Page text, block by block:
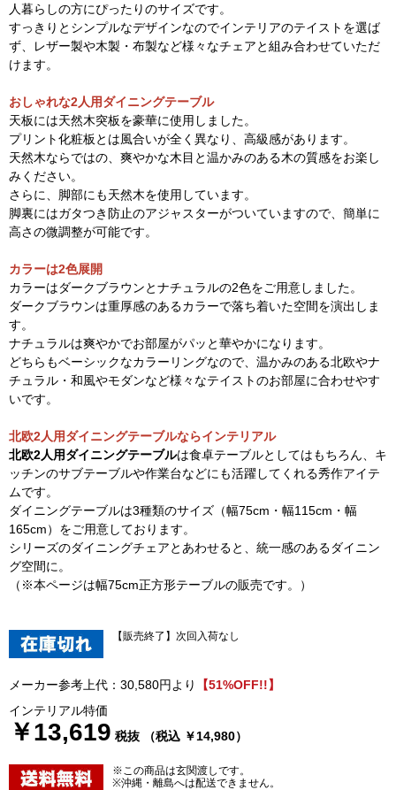
人暮らしの方にぴったりのサイズです。
すっきりとシンプルなデザインなのでインテリアのテイストを選ば
ず、レザー製や木製・布製など様々なチェアと組み合わせていただ
けます。
おしゃれな2人用ダイニングテーブル
天板には天然木突板を豪華に使用しました。
プリント化粧板とは風合いが全く異なり、高級感があります。
天然木ならではの、爽やかな木目と温かみのある木の質感をお楽し
みください。
さらに、脚部にも天然木を使用しています。
脚裏にはガタつき防止のアジャスターがついていますので、簡単に
高さの微調整が可能です。
カラーは2色展開
カラーはダークブラウンとナチュラルの2色をご用意しました。
ダークブラウンは重厚感のあるカラーで落ち着いた空間を演出しま
す。
ナチュラルは爽やかでお部屋がパッと華やかになります。
どちらもベーシックなカラーリングなので、温かみのある北欧やナ
チュラル・和風やモダンなど様々なテイストのお部屋に合わせやす
いです。
北欧2人用ダイニングテーブルならインテリアル
北欧2人用ダイニングテーブルは食卓テーブルとしてはもちろん、キ
ッチンのサブテーブルや作業台などにも活躍してくれる秀作アイテ
ムです。
ダイニングテーブルは3種類のサイズ（幅75cm・幅115cm・幅
165cm）をご用意しております。
シリーズのダイニングチェアとあわせると、統一感のあるダイニン
グ空間に。
（※本ページは幅75cm正方形テーブルの販売です。）
【販売終了】次回入荷なし
メーカー参考上代：30,580円より
【51%OFF!!】
インテリアル特価
￥13,619 税抜 （税込 ￥14,980）
※この商品は玄関渡しです。
※沖縄・離島へは配送できません。